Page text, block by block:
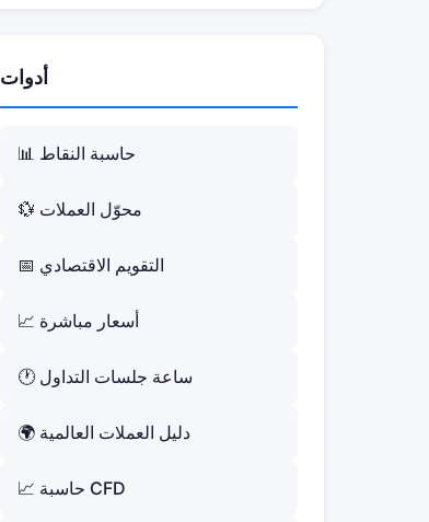
أدوات
📊 حاسبة النقاط
💱 محوّل العملات
📅 التقويم الاقتصادي
📈 أسعار مباشرة
🕐 ساعة جلسات التداول
🌍 دليل العملات العالمية
📈 حاسبة CFD